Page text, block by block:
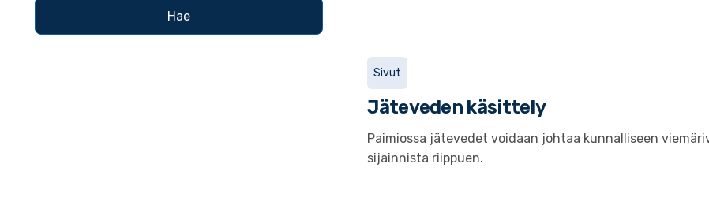
Sivut
Jäteveden käsittely
Paimiossa jätevedet voidaan johtaa kunnalliseen
sijainnista riippuen.